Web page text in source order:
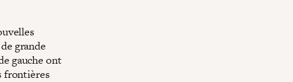
grande
gauche ont
frontières